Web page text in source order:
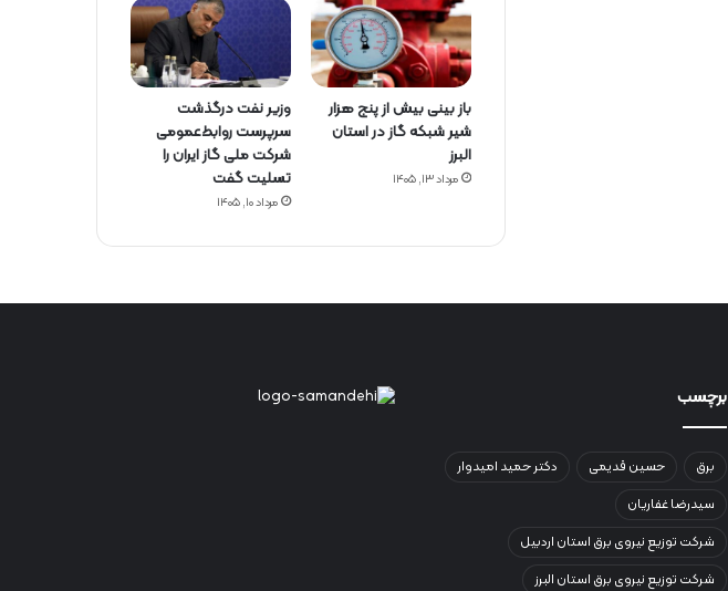
باز بینی بیش از پنج هزار
شیر شبکه گاز در استان
البرز
مرداد ۱۳, ۱۴۰۵
وزیر نفت درگذشت
سرپرست روابط‌عمومی
شرکت ملی گاز ایران را
تسلیت گفت
مرداد ۱۰, ۱۴۰۵
برچسب
برق حسین قدیمی
دکتر حمید امیدوار
سیدرضا غفاریان
شرکت توزیع نیروی برق استان اردبیل
شرکت توزیع نیروی برق استان البرز